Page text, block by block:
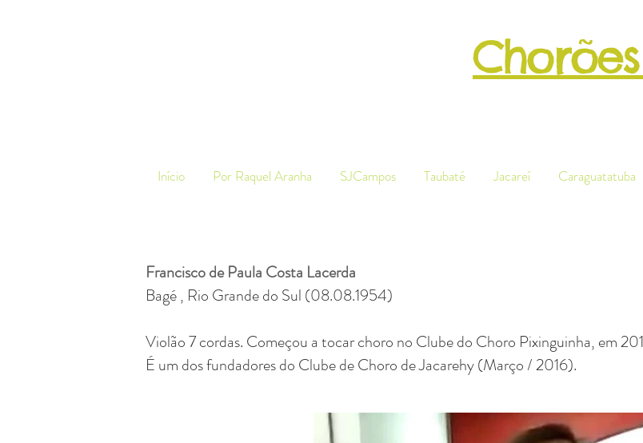
Início Por Raquel Aranha SJCampos Taubaté Jacareí Caraguatatuba
Francisco de Paula Costa Lacerda
Bagé , Rio Grande do Sul (08.08.1954)
Violão 7 cordas. Começou a tocar choro no Clube do Choro Pixinguinha, em
É um dos fundadores do Clube de Choro de Jacarehy (Março / 2016).